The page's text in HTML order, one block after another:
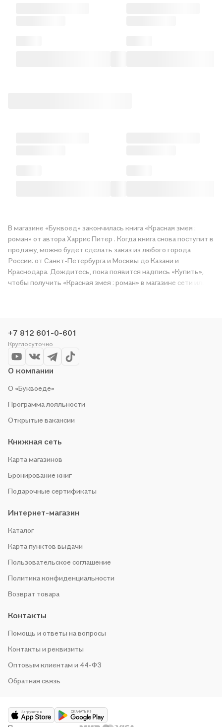
В магазине «Буквоед» закончилась книга «Красная змея :
роман» от автора Харрис Питер . Когда книга снова поступит в
продажу, можно будет сделать заказ из любого города
России: от Санкт-Петербурга и Москвы до Казани и
Краснодара. Дождитесь, пока появится надпись «Купить»,
чтобы получить «Красная змея : роман» в магазине сети или
+7 812 601-0-601
Круглосуточно
О компании
О «Буквоеде»
Программа лояльности
Открытые вакансии
Книжная сеть
Карта магазинов
Бронирование книг
Подарочные сертификаты
Интернет-магазин
Каталог
Карта пунктов выдачи
Пользовательское соглашение
Политика конфиденциальности
Возврат товара
Контакты
Помощь и ответы на вопросы
Контакты и реквизиты
Оптовым клиентам и 44-ФЗ
Обратная связь